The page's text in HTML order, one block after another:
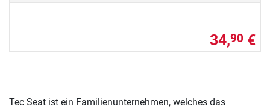
34,90 €
Tec Seat ist ein Familienunternehmen, welches das